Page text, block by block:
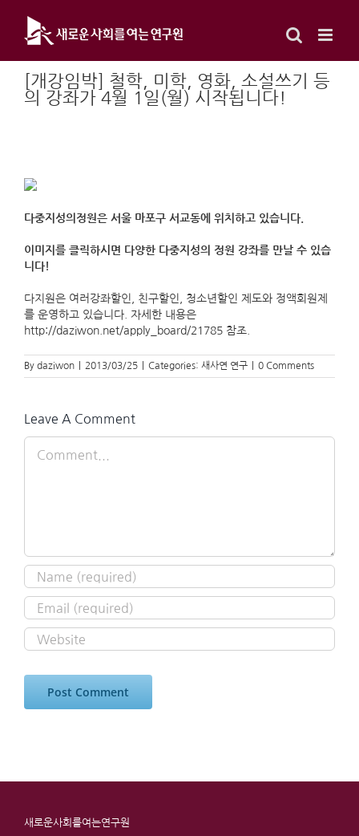
content
[개강임박] 철학, 미학, 영화, 소설쓰기 등
의 강좌가 4월 1일(월) 시작됩니다!
다중지성의정원은 서울 마포구 서교동에 위치하고 있습니다.
이미지를 클릭하시면 다양한 다중지성의 정원 강좌를 만날 수 있습
니다!
다지원은 여러강좌할인, 친구할인, 청소년할인 제도와 정액회원제
를 운영하고 있습니다. 자세한 내용은
http://daziwon.net/apply_board/21785 참조.
By daziwon 2013/03/25 Categories: 새사연 연구 0 Comments
Leave A Comment
새로운사회를여는연구원